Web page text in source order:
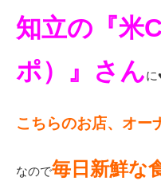
知立の『米
ポ）』さんに
こちらのお店、オー
なので毎日新鮮な